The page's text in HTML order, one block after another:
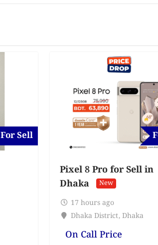
For Sell
Pixel 8 Pro for Sell in
Dhaka
New
17 hours ago
Dhaka District, Dhaka
On Call Price